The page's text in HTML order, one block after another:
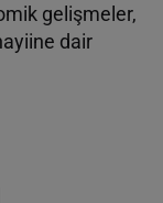
gelişmeler,
dair